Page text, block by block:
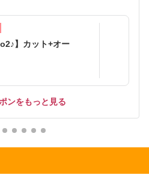
】カット+オー
ンをもっと見る